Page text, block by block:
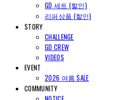
GD 세트 (할인)
리퍼상품 (할인)
STORY
CHALLENGE
GD CREW
VIDEOS
EVENT
2026 여름 SALE
COMMUNITY